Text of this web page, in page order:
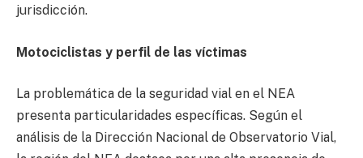
jurisdicción.
Motociclistas y perfil de las víctimas
La problemática de la seguridad vial en el NEA
presenta particularidades específicas. Según el
análisis de la Dirección Nacional de Observatorio Vial,